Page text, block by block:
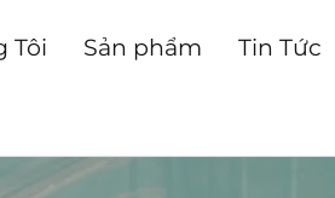
Tôi Sản phẩm Tin Tức